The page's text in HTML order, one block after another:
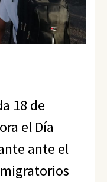
18 de
el Día
ante el